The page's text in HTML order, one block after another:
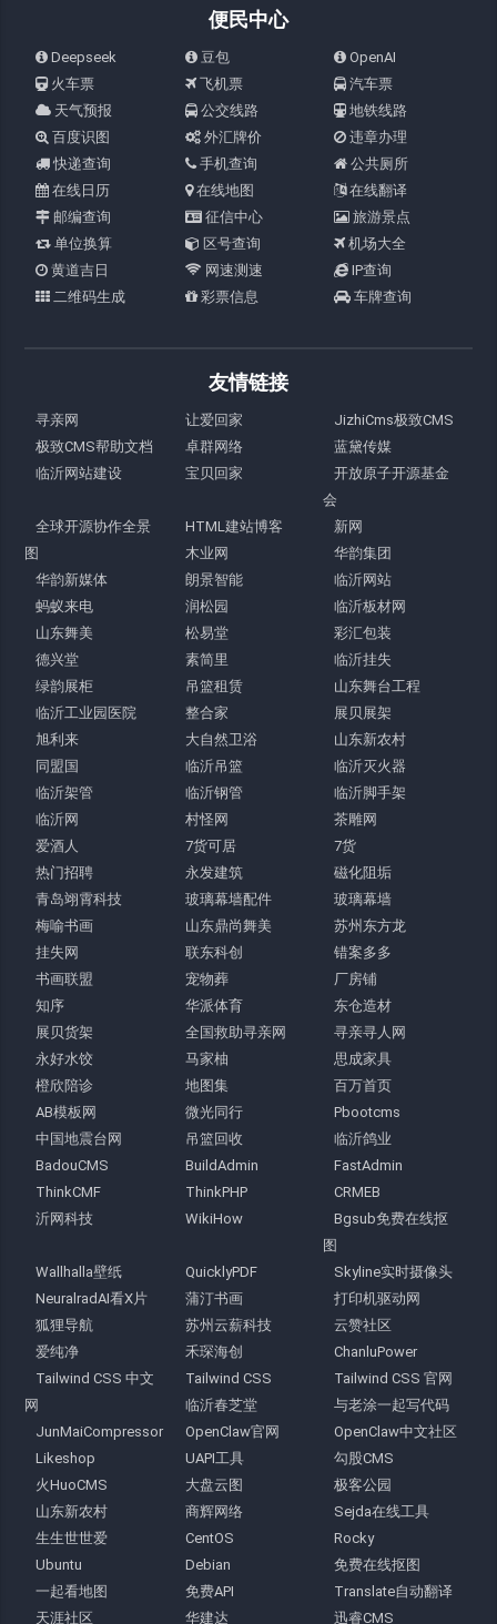
便民中心
Deepseek 豆包
OpenAI
火车票
飞机票
汽车票
天气预报
公交线路
地铁线路
百度识图
外汇牌价
违章办理
快递查询
手机查询
公共厕所
在线日历
在线地图
在线翻译
邮编查询
征信中心
旅游景点
单位换算
区号查询
机场大全
黄道吉日
网速测速
IP查询
二维码生成
彩票信息 车牌查询
友情链接
寻亲网 让爱回家
JizhiCms极致CMS
极致CMS帮助文档
卓群网络
蓝黛传媒
临沂网站建设
宝贝回家
开放原子开源基金
会
全球开源协作全景
图
HTML建站博客
新网
木业网
华韵集团
华韵新媒体
朗景智能
临沂网站
蚂蚁来电
润松园
临沂板材网
山东舞美
松易堂
彩汇包装
德兴堂
素简里
临沂挂失
绿韵展柜
吊篮租赁
山东舞台工程
临沂工业园医院
整合家
展贝展架
旭利来
大自然卫浴
山东新农村
同盟国
临沂吊篮
临沂灭火器
临沂架管
临沂钢管
临沂脚手架
临沂网
村怪网
茶雕网
爱酒人
7货可居
7货
热门招聘
永发建筑
磁化阻垢
青岛翊霄科技
玻璃幕墙配件
玻璃幕墙
梅喻书画
山东鼎尚舞美
苏州东方龙
挂失网
联东科创
错案多多
书画联盟
宠物葬
厂房铺
知序
华派体育
东仓造材
展贝货架
全国救助寻亲网
寻亲寻人网
永好水饺
马家柚
思成家具
橙欣陪诊
地图集
百万首页
AB模板网
微光同行
Pbootcms
中国地震台网
吊篮回收
临沂鸽业
BadouCMS
BuildAdmin
FastAdmin
ThinkCMF
ThinkPHP
CRMEB
沂网科技
WikiHow
Bgsub免费在线抠
图
Wallhalla壁纸
QuicklyPDF
Skyline实时摄像头
NeuralradAI看X片
蒲汀书画
打印机驱动网
狐狸导航
苏州云薪科技
云赞社区
爱纯净
禾琛海创
ChanluPower
Tailwind CSS 中文
网
Tailwind CSS
Tailwind CSS 官网
临沂春芝堂
与老涂一起写代码
JunMaiCompressor
OpenClaw官网
OpenClaw中文社区
Likeshop
UAPI工具
勾股CMS
火HuoCMS
大盘云图
极客公园
山东新农村
商辉网络
Sejda在线工具
生生世世爱
CentOS
Rocky
Ubuntu
Debian
免费在线抠图
一起看地图
免费API
Translate自动翻译
天涯社区
华建达 迅睿CMS